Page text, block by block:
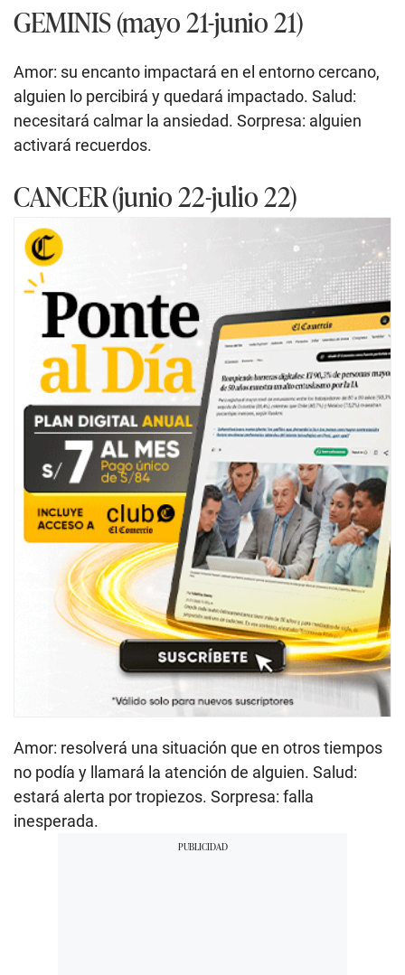
GEMINIS (mayo 21-junio 21)
Amor: su encanto impactará en el entorno cercano,
alguien lo percibirá y quedará impactado. Salud:
necesitará calmar la ansiedad. Sorpresa: alguien
activará recuerdos.
CANCER (junio 22-julio 22)
Amor: resolverá una situación que en otros tiempos
no podía y llamará la atención de alguien. Salud:
estará alerta por tropiezos. Sorpresa: falla
inesperada.